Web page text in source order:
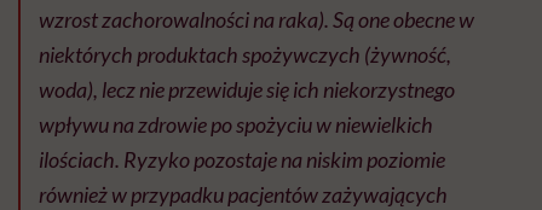
wzrost zachorowalności na raka). Są one obecne w
niektórych produktach spożywczych (żywność,
woda), lecz nie przewiduje się ich niekorzystnego
wpływu na zdrowie po spożyciu w niewielkich
ilościach. Ryzyko pozostaje na niskim poziomie
również w przypadku pacjentów zażywających